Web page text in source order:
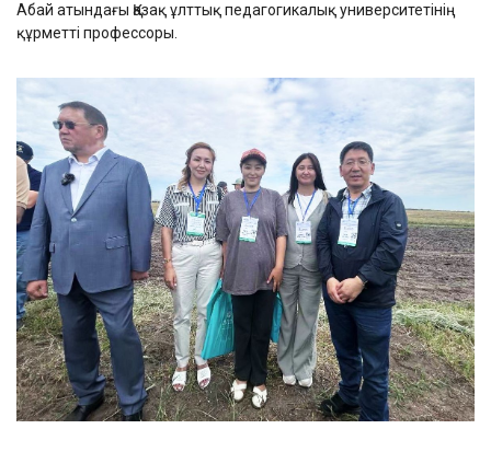
Абай атындағы Қазақ ұлттық педагогикалық университетінің
құрметті профессоры.